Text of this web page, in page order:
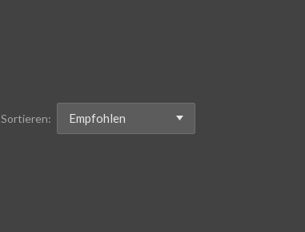
Sortieren: